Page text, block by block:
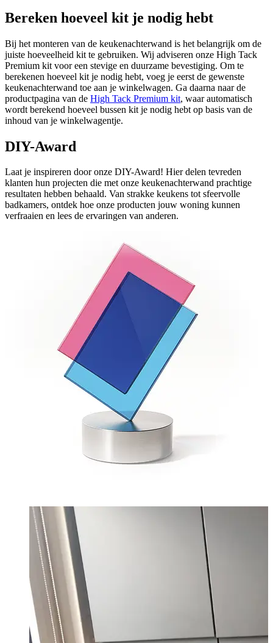
Bereken hoeveel kit je nodig hebt
Bij het monteren van de keukenachterwand is het belangrijk om de
juiste hoeveelheid kit te gebruiken. Wij adviseren onze High Tack
Premium kit voor een stevige en duurzame bevestiging. Om te
berekenen hoeveel kit je nodig hebt, voeg je eerst de gewenste
keukenachterwand toe aan je winkelwagen. Ga daarna naar de
productpagina van de High Tack Premium kit, waar automatisch
wordt berekend hoeveel bussen kit je nodig hebt op basis van de
inhoud van je winkelwagentje.
DIY-Award
Laat je inspireren door onze DIY-Award! Hier delen tevreden
klanten hun projecten die met onze keukenachterwand prachtige
resultaten hebben behaald. Van strakke keukens tot sfeervolle
badkamers, ontdek hoe onze producten jouw woning kunnen
verfraaien en lees de ervaringen van anderen.